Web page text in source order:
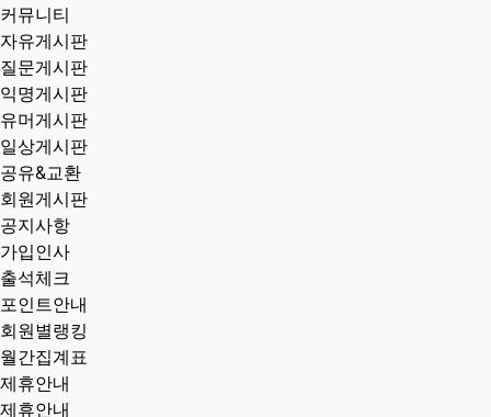
커뮤니티
자유게시판
질문게시판
익명게시판
유머게시판
일상게시판
공유&교환
회원게시판
공지사항
가입인사
출석체크
포인트안내
회원별랭킹
월간집계표
제휴안내
제휴안내